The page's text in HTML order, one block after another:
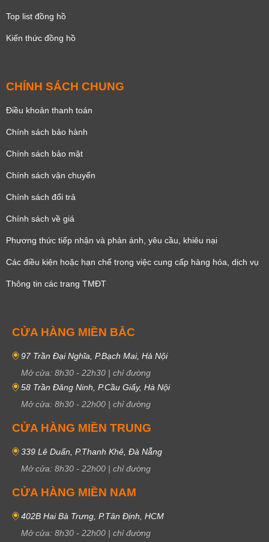
Top list đồng hồ
Kiến thức đồng hồ
CHÍNH SÁCH CHUNG
Điều khoản thanh toán
Chính sách bảo hành
Chính sách bảo mật
Chính sách vận chuyển
Chính sách đổi trả
Chính sách về giá
Phương thức tiếp nhận và phản ánh, yêu cầu, khiêu nại
Các điều kiện hoặc hạn chế trong việc cung cấp hàng hóa, dịch vụ
Thông tin các trang TMĐT
CỬA HÀNG MIỀN BẮC
97 Trần Đại Nghĩa, P.Bạch Mai, Hà Nội
Mở cửa: 8h30 - 22h30 | chỉ đường
58 Trần Đăng Ninh, P.Cầu Giấy, Hà Nội
Mở cửa: 8h30 - 22h00 | chỉ đường
CỬA HÀNG MIỀN TRUNG
339 Lê Duẩn, P.Thanh Khê, Đà Nẵng
Mở cửa: 8h30 - 22h00 | chỉ đường
CỬA HÀNG MIỀN NAM
402B Hai Bà Trưng, P.Tân Định, HCM
Mở cửa: 8h30 - 22h00 | chỉ đường